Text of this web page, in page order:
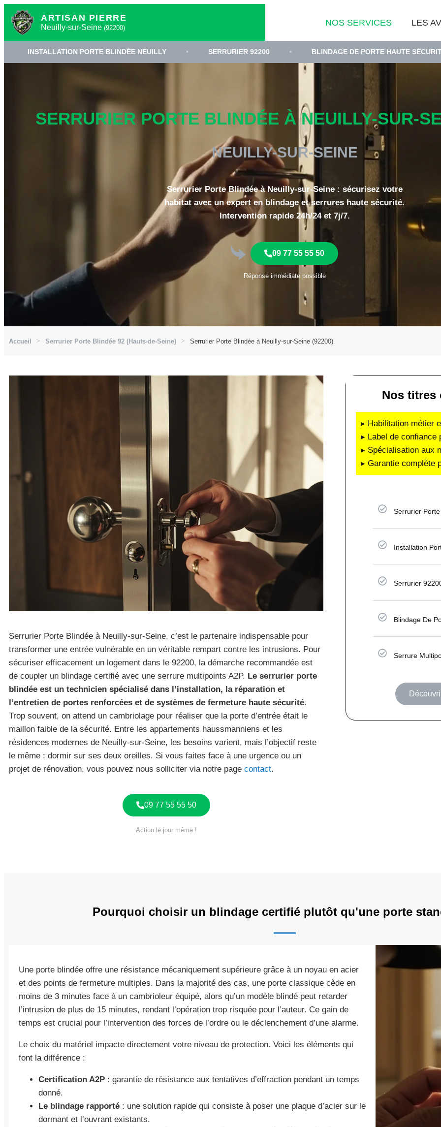
ARTISAN PIERRE
Neuilly-sur-Seine (92200)
NOS SERVICES LES
PORTE BLINDÉE NEUILLY • SERRURIER 92200 • BLINDAGE DE PORTE HAUTE SÉCURITÉ •
SERRURIER PORTE BLINDÉE À NEUILLY-SUR-
NEUILLY-SUR-SEINE
Serrurier Porte Blindée à Neuilly-sur-Seine : sécurisez votre
habitat avec un expert en blindage et serrures haute sécurité.
Intervention rapide 24h/24 et 7j/7.
09 77 55 55 50
Réponse immédiate possible
Accueil Serrurier Porte Blindée 92 (Hauts-de-Seine) Serrurier Porte Blindée à Neuilly-sur-Seine (92200)
Serrurier Porte Blindée à Neuilly-sur-Seine, c’est le partenaire indispensable pour
transformer une entrée vulnérable en un véritable rempart contre les intrusions. Pour
sécuriser efficacement un logement dans le 92200, la démarche recommandée est
de coupler un blindage certifié avec une serrure multipoints A2P. Le serrurier porte
blindée est un technicien spécialisé dans l’installation, la réparation et
l’entretien de portes renforcées et de systèmes de fermeture haute sécurité.
Trop souvent, on attend un cambriolage pour réaliser que la porte d’entrée était le
maillon faible de la sécurité. Entre les appartements haussmanniens et les
résidences modernes de Neuilly-sur-Seine, les besoins varient, mais l’objectif reste
le même : dormir sur ses deux oreilles. Si vous faites face à une urgence ou un
projet de rénovation, vous pouvez nous solliciter via notre page contact.
09 77 55 55 50
Action le jour même !
Nos titres
▸ Habilitation métier
▸ Label de confiance
▸ Spécialisation aux
▸ Garantie complète
Serrurier
Installation
Serrurier
Blindage De
Serrure
Pourquoi choisir un blindage certifié plutôt qu'une porte
Une porte blindée offre une résistance mécaniquement supérieure grâce à un noyau en acier
et des points de fermeture multiples. Dans la majorité des cas, une porte classique cède en
moins de 3 minutes face à un cambrioleur équipé, alors qu’un modèle blindé peut retarder
l’intrusion de plus de 15 minutes, rendant l’opération trop risquée pour l’auteur. Ce gain de
temps est crucial pour l’intervention des forces de l’ordre ou le déclenchement d’une alarme.
Le choix du matériel impacte directement votre niveau de protection. Voici les éléments qui
font la différence :
Certification A2P : garantie de résistance aux tentatives d’effraction pendant un temps
donné.
Le blindage rapporté : une solution rapide qui consiste à poser une plaque d’acier sur le
dormant et l’ouvrant existants.